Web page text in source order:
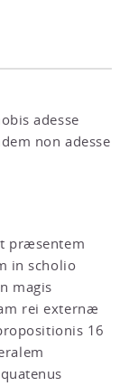
adesse
non adesse
præsentem
in scholio
magis
rei externæ
16